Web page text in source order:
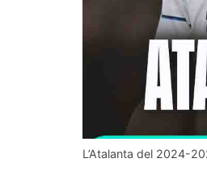
L’Atalanta del 2024-